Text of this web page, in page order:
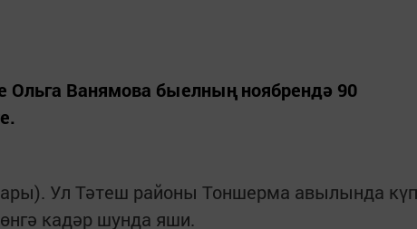
Ольга Ванямова быелның ноябрендә 90
Ул Тәтеш районы Тоншерма авылында күп
кадәр шунда яши.